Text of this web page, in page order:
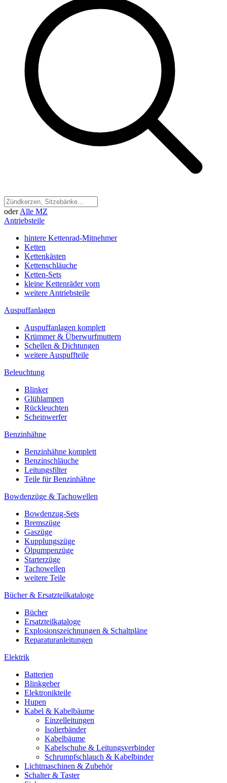
oder Alle MZ
Antriebsteile
hintere Kettenrad-Mitnehmer
Ketten
Kettenkästen
Kettenschläuche
Ketten-Sets
kleine Kettenräder vorn
weitere Antriebsteile
Auspuffanlagen
Auspuffanlagen komplett
Krümmer & Überwurfmuttern
Schellen & Dichtungen
weitere Auspuffteile
Beleuchtung
Blinker
Glühlampen
Rückleuchten
Scheinwerfer
Benzinhähne
Benzinhähne komplett
Benzinschläuche
Leitungsfilter
Teile für Benzinhähne
Bowdenzüge & Tachowellen
Bowdenzug-Sets
Bremszüge
Gaszüge
Kupplungszüge
Ölpumpenzüge
Starterzüge
Tachowellen
weitere Teile
Bücher & Ersatzteilkataloge
Bücher
Ersatzteilkataloge
Explosionszeichnungen & Schaltpläne
Reparaturanleitungen
Elektrik
Batterien
Blinkgeber
Elektronikteile
Hupen
Kabel & Kabelbäume
Einzelleitungen
Isolierbänder
Kabelbäume
Kabelschuhe & Leitungsverbinder
Schrumpfschlauch & Kabelbinder
Lichtmaschinen & Zubehör
Schalter & Taster